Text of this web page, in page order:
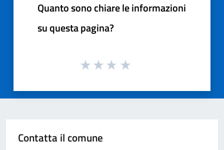
Quanto sono chiare le informazioni
su questa pagina?
Contatta il comune